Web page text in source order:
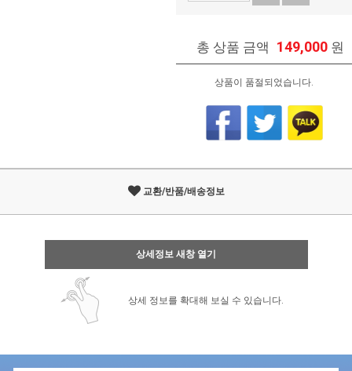
총 상품 금액 149,000 원
상품이 품절되었습니다.
교환/반품/배송정보
상세정보 새창 열기
상세 정보를 확대해 보실 수 있습니다.